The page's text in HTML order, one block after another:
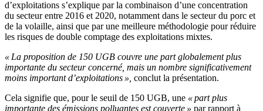
d’exploitations s’explique par la combinaison d’une concentration
du secteur entre 2016 et 2020, notamment dans le secteur du porc et
de la volaille, ainsi que par une meilleure méthodologie pour réduire
les risques de double comptage des exploitations mixtes.
« La proposition de 150 UGB couvre une part globalement plus
importante du secteur concerné, mais un nombre significativement
moins important d’exploitations », conclut la présentation.
Cela signifie que, pour le seuil de 150 UGB, une « part plus
importante des émissions polluantes est couverte » par rapport à